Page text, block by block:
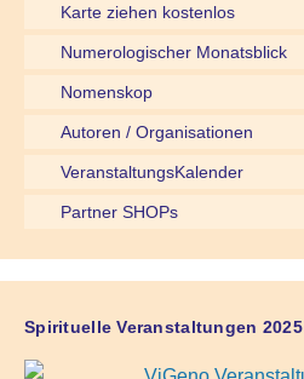
Karte ziehen kostenlos
Numerologischer Monatsblick
Nomenskop
Autoren / Organisationen
VeranstaltungsKalender
Partner SHOPs
Spirituelle Veranstaltungen 2025